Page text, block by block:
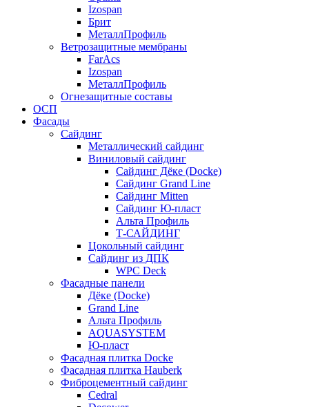
Izospan
Брит
МеталлПрофиль
Ветрозащитные мембраны
FarAcs
Izospan
МеталлПрофиль
Огнезащитные составы
ОСП
Фасады
Сайдинг
Металлический сайдинг
Виниловый сайдинг
Сайдинг Дёке (Docke)
Сайдинг Grand Line
Сайдинг Mitten
Сайдинг Ю-пласт
Альта Профиль
Т-САЙДИНГ
Цокольный сайдинг
Сайдинг из ДПК
WPC Deck
Фасадные панели
Дёке (Docke)
Grand Line
Альта Профиль
AQUASYSTEM
Ю-пласт
Фасадная плитка Docke
Фасадная плитка Hauberk
Фиброцементный сайдинг
Cedral